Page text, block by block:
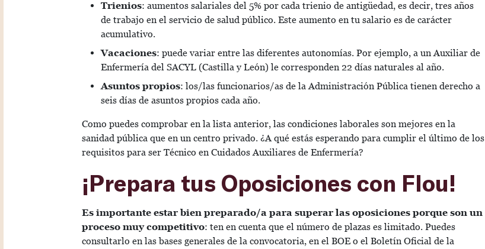
Trienios: aumentos salariales del 5% por cada trienio de antigüedad, es decir, tres años
de trabajo en el servicio de salud público. Este aumento en tu salario es de carácter
acumulativo.
Vacaciones: puede variar entre las diferentes autonomías. Por ejemplo, a un Auxiliar de
Enfermería del SACYL (Castilla y León) le corresponden 22 días naturales al año.
Asuntos propios: los/las funcionarios/as de la Administración Pública tienen derecho a
seis días de asuntos propios cada año.
Como puedes comprobar en la lista anterior, las condiciones laborales son mejores en la
sanidad pública que en un centro privado. ¿A qué estás esperando para cumplir el último de los
requisitos para ser Técnico en Cuidados Auxiliares de Enfermería?
¡Prepara tus Oposiciones con Flou!
Es importante estar bien preparado/a para superar las oposiciones porque son un
proceso muy competitivo: ten en cuenta que el número de plazas es limitado. Puedes
consultarlo en las bases generales de la convocatoria, en el BOE o el Boletín Oficial de la